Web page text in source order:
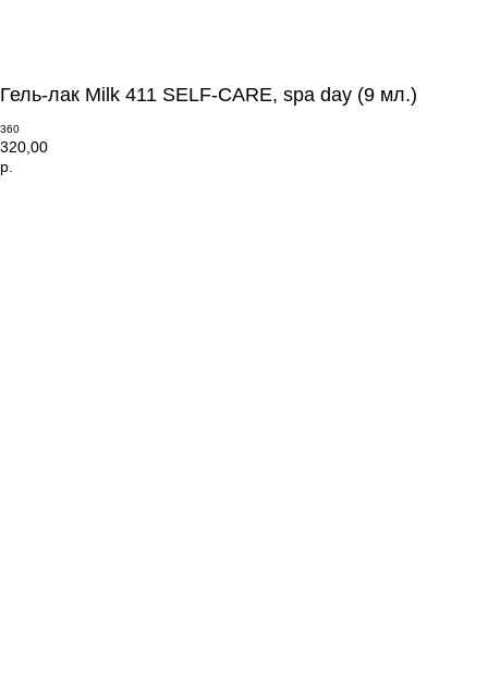
Гель-лак Milk 411 SELF-CARE, spa day (9 мл.)
360
320,00
р.